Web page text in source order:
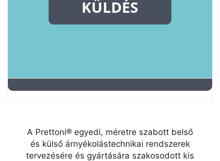
A Prettoni® egyedi, méretre szabott belső
és külső árnyékolástechnikai rendszerek
tervezésére és gyártására szakosodott kis